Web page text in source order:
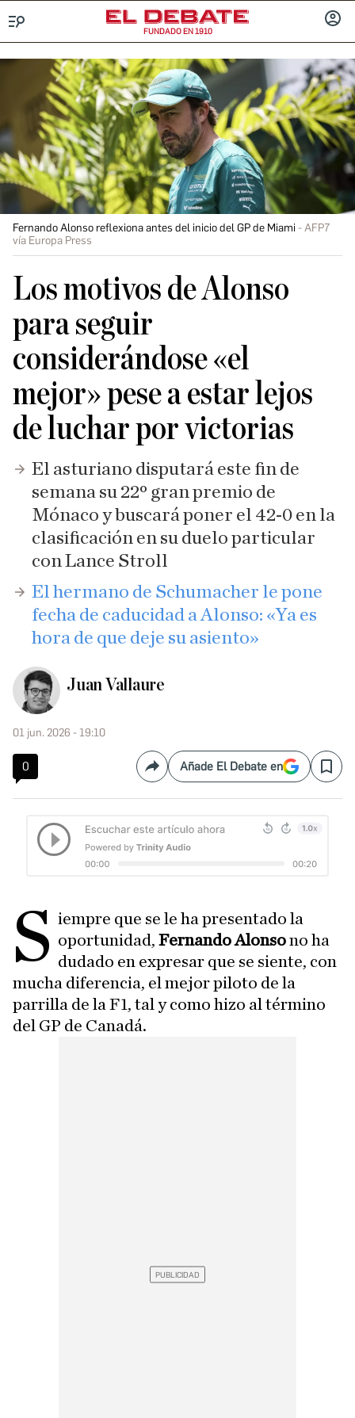
FUNDADO EN 1910
Fernando Alonso reflexiona antes del inicio del GP de Miami
AFP7
vía Europa Press
Los motivos de Alonso
para seguir
considerándose «el
mejor» pese a estar lejos
de luchar por victorias
El asturiano disputará este fin de
semana su 22º gran premio de
Mónaco y buscará poner el 42-0 en la
clasificación en su duelo particular
con Lance Stroll
El hermano de Schumacher le pone
fecha de caducidad a Alonso: «Ya es
hora de que deje su asiento»
Juan Vallaure
01 jun. 2026 - 19:10
0 CompartirAñade El Debate en Save
S iempre que se le ha presentado la
oportunidad,Fernando Alonsono ha
dudado en expresar que se siente, con
mucha diferencia, el mejor piloto de la
parrilla de la F1, tal y como hizo al término
del GP de Canadá.